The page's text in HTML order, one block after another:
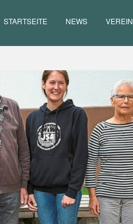
STARTSEITE NEWS VEREIN